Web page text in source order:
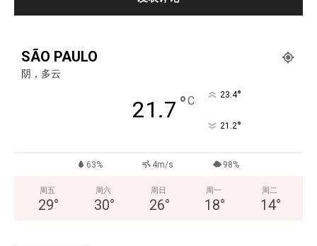
SÃO PAULO
阴，多云
21.7 °C 23.4°
21.2°
63% 4m/s 98%
周五
29°
周六
30°
周日
26°
周一
18°
周二
14°